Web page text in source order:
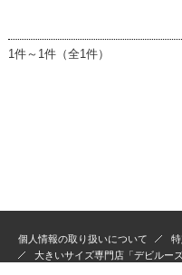
1件～1件（全1件）
個人情報の取り扱いについて
大きいサイズ専門店「デビルー